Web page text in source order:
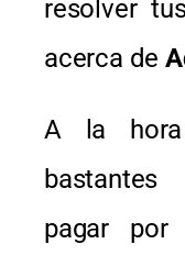
resolver
acerca de
A la
bastantes
pagar